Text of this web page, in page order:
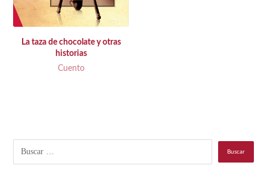
La taza de chocolate y otras
historias
Cuento